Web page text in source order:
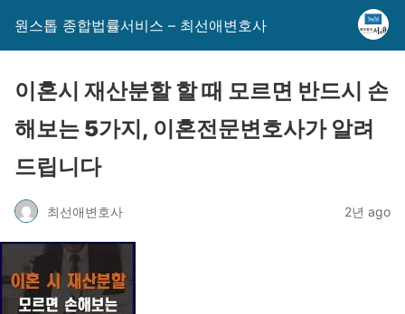
원스톱 종합법률서비스 – 최선애변호사
이혼시 재산분할 할 때 모르면 반드시 손
해보는 5가지, 이혼전문변호사가 알려
드립니다
최선애변호사 2년 ago